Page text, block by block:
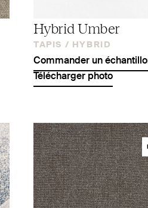
Hybrid Umber
TAPIS / HYBRID
Commander un
Télécharger photo